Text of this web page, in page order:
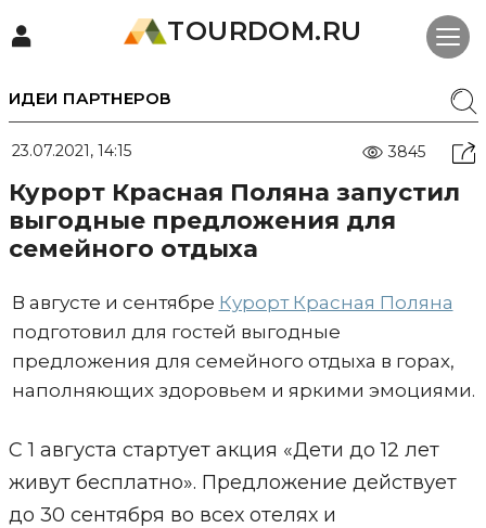
TOURDOM.RU
ИДЕИ ПАРТНЕРОВ
23.07.2021, 14:15 3845
Курорт Красная Поляна запустил
выгодные предложения для
семейного отдыха
В августе и сентябре Курорт Красная Поляна
подготовил для гостей выгодные
предложения для семейного отдыха в горах,
наполняющих здоровьем и яркими эмоциями.
С 1 августа стартует акция «Дети до 12 лет
живут бесплатно». Предложение действует
до 30 сентября во всех отелях и